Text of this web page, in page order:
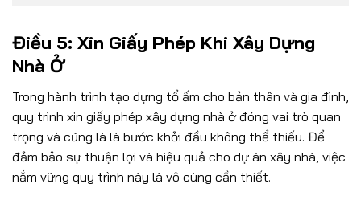
Điều 5: Xin Giấy Phép Khi Xây Dựng
Nhà Ở
Trong hành trình tạo dựng tổ ấm cho bản thân và gia đình,
quy trình xin giấy phép xây dựng nhà ở đóng vai trò quan
trọng và cũng là là bước khởi đầu không thể thiếu. Để
đảm bảo sự thuận lợi và hiệu quả cho dự án xây nhà, việc
nắm vững quy trình này là vô cùng cần thiết.